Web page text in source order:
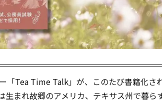
「Tea Time Talk」が、このたび書籍化さ
まれ故郷のアメリカ、テキサス州で暮ら